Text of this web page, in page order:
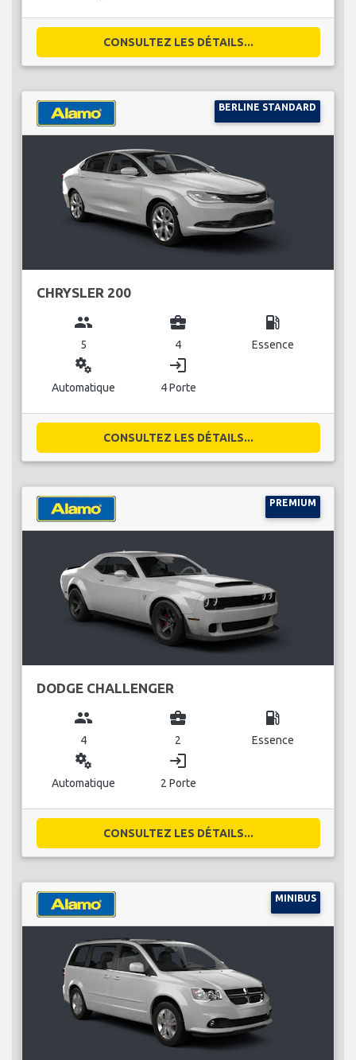
CONSULTEZ LES DÉTAILS...
BERLINE STANDARD
CHRYSLER 200
group
5
business_center
4
local_gas_station
Essence
miscellaneous_services
Automatique
login
4 Porte
CONSULTEZ LES DÉTAILS...
PREMIUM
DODGE CHALLENGER
group
4
business_center
2
local_gas_station
Essence
miscellaneous_services
Automatique
login
2 Porte
CONSULTEZ LES DÉTAILS...
MINIBUS